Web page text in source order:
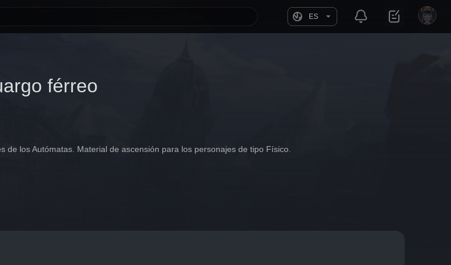
ES
férreo
de los Autómatas. Material de ascensión para los personajes de tipo Físico.